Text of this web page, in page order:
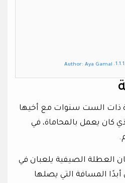
Author: Aya Gamal
الست سنوات مع أخيها
كان يعمل بالمحاماة، في
العطلة الصيفية يلعبان في
أبدًا المسافة التي يصلها